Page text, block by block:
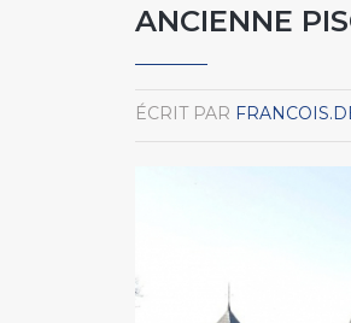
ANCIENNE
ÉCRIT PAR